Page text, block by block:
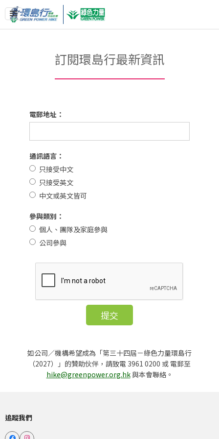
訂閱環島行最新資訊
電郵地址：
通訊語言：
只接受中文
只接受英文
中文或英文皆可
參與類別：
個人、團隊及家庭參與
公司參與
如公司／機構希望成為「第三十四屆－綠色力量環島行
（2027）」的贊助伙伴，請致電 3961 0200 或 電郵至
hike@greenpower.org.hk與本會聯絡。
追蹤我們